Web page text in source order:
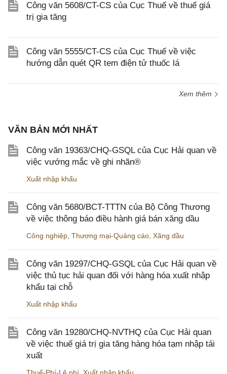
Công văn 5608/CT-CS của Cục Thuế về thuế giá
trị gia tăng
Công văn 5555/CT-CS của Cục Thuế về việc
hướng dẫn quét QR tem điện tử thuốc lá
Xem thêm
VĂN BẢN MỚI NHẤT
Công văn 19363/CHQ-GSQL của Cục Hải quan về
việc vướng mắc về ghi nhãn®
Xuất nhập khẩu
Công văn 5680/BCT-TTTN của Bộ Công Thương
về việc thông báo điều hành giá bán xăng dầu
Công nghiệp Thương mại-Quảng cáo Xăng dầu
Công văn 19297/CHQ-GSQL của Cục Hải quan về
việc thủ tục hải quan đối với hàng hóa xuất nhập
khẩu tại chỗ
Xuất nhập khẩu
Công văn 19280/CHQ-NVTHQ của Cục Hải quan
về việc thuế giá trị gia tăng hàng hóa tạm nhập tái
xuất